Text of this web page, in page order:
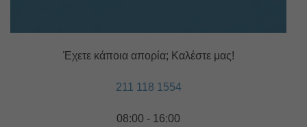
Έχετε κάποια απορία; Καλέστε μας!
211 118 1554
08:00 - 16:00